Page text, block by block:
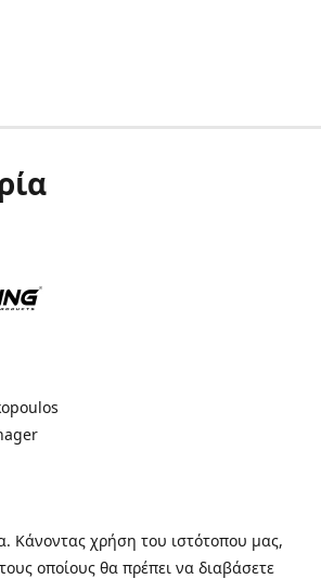
Κάνοντας χρήση του ιστότοπου μας,
οποίους θα πρέπει να διαβάσετε